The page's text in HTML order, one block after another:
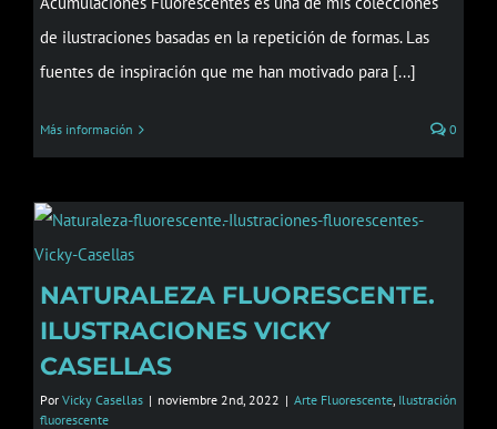
de ilustraciones basadas en la repetición de formas. Las
fuentes de inspiración que me han motivado para [...]
Más información 0
NATURALEZA FLUORESCENTE.
ILUSTRACIONES VICKY
CASELLAS
Por Vicky Casellas | noviembre 2nd, 2022 | Arte Fluorescente, Ilustración
fluorescente